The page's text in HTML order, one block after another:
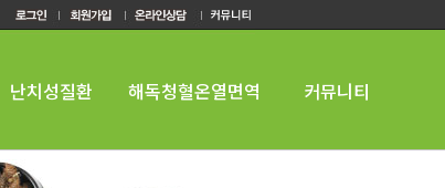
난치성질환 해독청혈온열면역 커뮤니티